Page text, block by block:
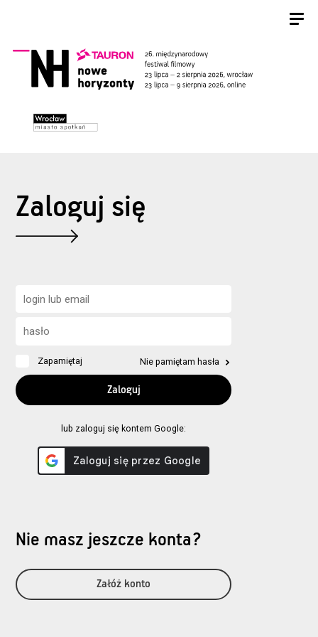
Zaloguj się
Zapamiętaj Nie pamiętam hasła
lub zaloguj się kontem Google:
Nie masz jeszcze konta?
Załóż konto